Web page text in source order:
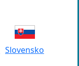
Slovensko